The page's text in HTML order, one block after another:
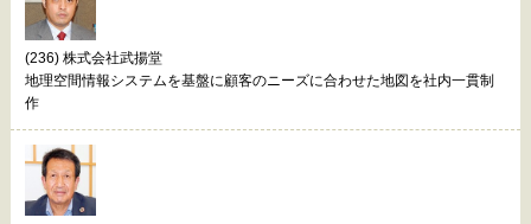
(236) 株式会社武揚堂
地理空間情報システムを基盤に顧客のニーズに合わせた地図を社内一貫制
作